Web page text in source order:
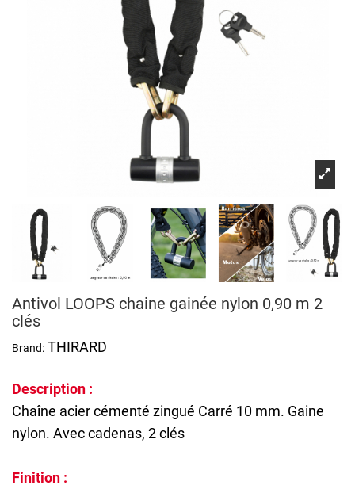
Antivol LOOPS chaine gainée nylon 0,90 m 2
clés
Brand: THIRARD
Description :
Chaîne acier cémenté zingué Carré 10 mm. Gaine
nylon. Avec cadenas, 2 clés
Finition :